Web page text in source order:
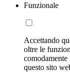
Funzionale
Accettando
oltre le
questo sito